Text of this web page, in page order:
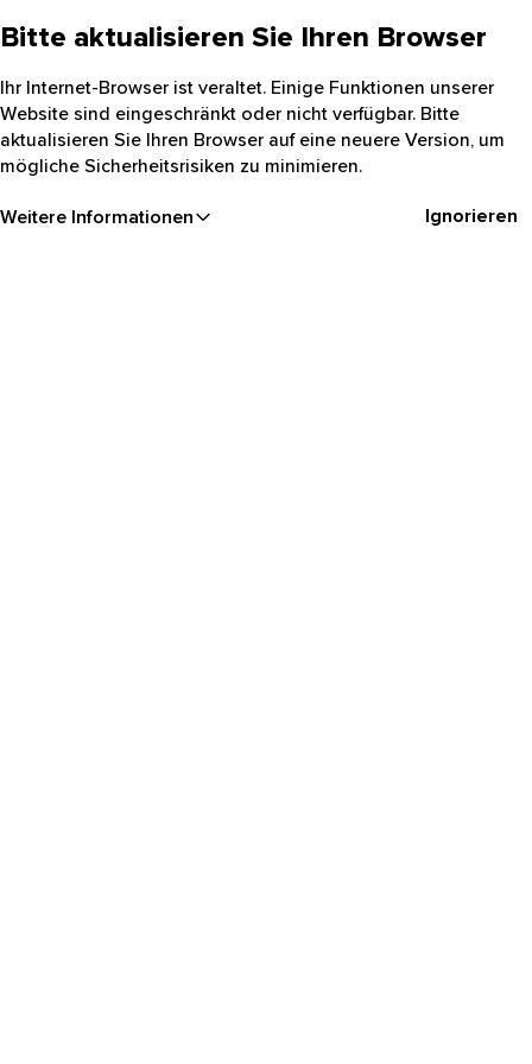
Bitte aktualisieren Sie Ihren Browser
Ihr Internet-Browser ist veraltet. Einige Funktionen unserer
Website sind eingeschränkt oder nicht verfügbar. Bitte
aktualisieren Sie Ihren Browser auf eine neuere Version, um
mögliche Sicherheitsrisiken zu minimieren.
Weitere Informationen Ignorieren